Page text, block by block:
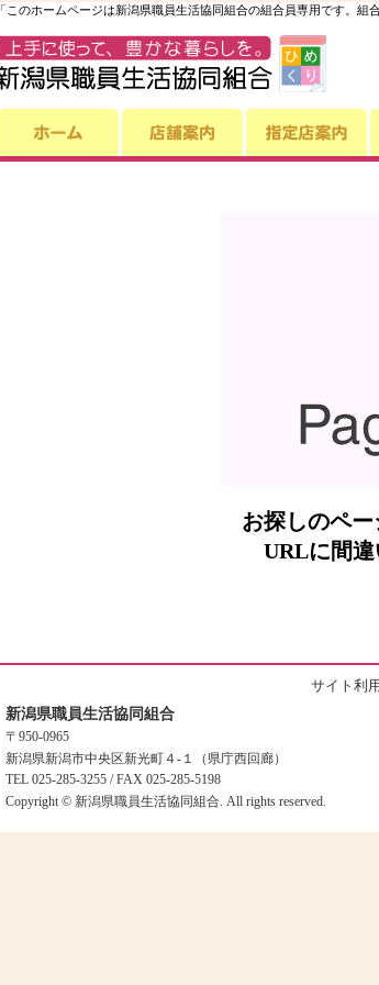
「このホームページは新潟県職員生活協同組合の組合員専用です。
お探しのペー
URLに間違
サイト利
新潟県職員生活協同組合
〒950-0965
新潟県新潟市中央区新光町４-１（県庁西回廊）
TEL 025-285-3255 / FAX 025-285-5198
Copyright © 新潟県職員生活協同組合. All rights reserved.